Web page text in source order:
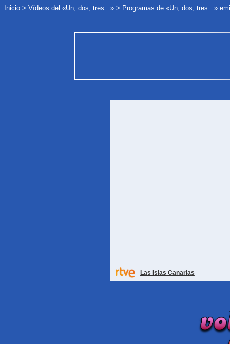
Inicio > Vídeos del «Un, dos, tres...» > Programas de «Un, dos, tres...»
Las islas Canarias